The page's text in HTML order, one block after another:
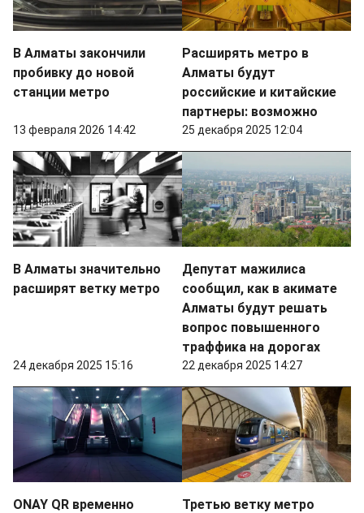
В Алматы закончили
пробивку до новой
станции метро
13 февраля 2026 14:42
Расширять метро в
Алматы будут
российские и китайские
партнеры: возможно
25 декабря 2025 12:04
В Алматы значительно
расширят ветку метро
24 декабря 2025 15:16
Депутат мажилиса
сообщил, как в акимате
Алматы будут решать
вопрос повышенного
траффика на дорогах
22 декабря 2025 14:27
ONAY QR временно
Третью ветку метро